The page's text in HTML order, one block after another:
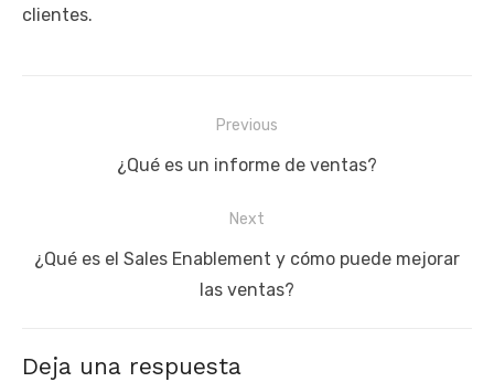
clientes.
Previous
Previous
¿Qué es un informe de ventas?
Next
Next
¿Qué es el Sales Enablement y cómo puede mejorar
las ventas?
Deja una respuesta